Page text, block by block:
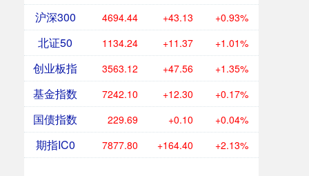
沪深300 4694.44 +43.13 +0.93%
北证50 1134.24 +11.37 +1.01%
创业板指 3563.12 +47.56 +1.35%
基金指数 7242.10 +12.30 +0.17%
国债指数 229.69 +0.10 +0.04%
期指IC0 7877.80 +164.40 +2.13%